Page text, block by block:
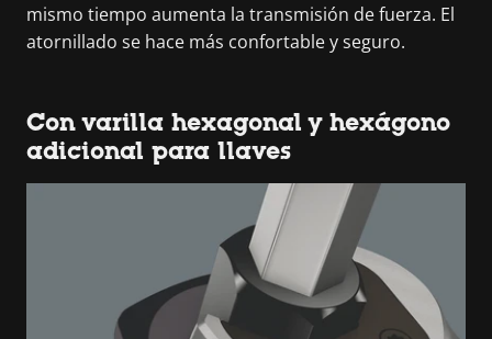
mismo tiempo aumenta la transmisión de fuerza. El
atornillado se hace más confortable y seguro.
Con varilla hexagonal y hexágono
adicional para llaves